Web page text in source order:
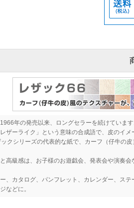
年の発売以来、ロングセラーを続けています
ザーライク」という意味の合成語で、皮のイ
クシリーズの代表的な紙で、カーフ（仔牛の
高級感は、お子様のお遊戯会、発表会や演奏会
、カタログ、パンフレット、カレンダー、ス
などに。